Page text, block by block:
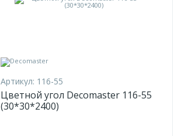
Артикул: 116-55
Цветной угол Decomaster 116-55
(30*30*2400)